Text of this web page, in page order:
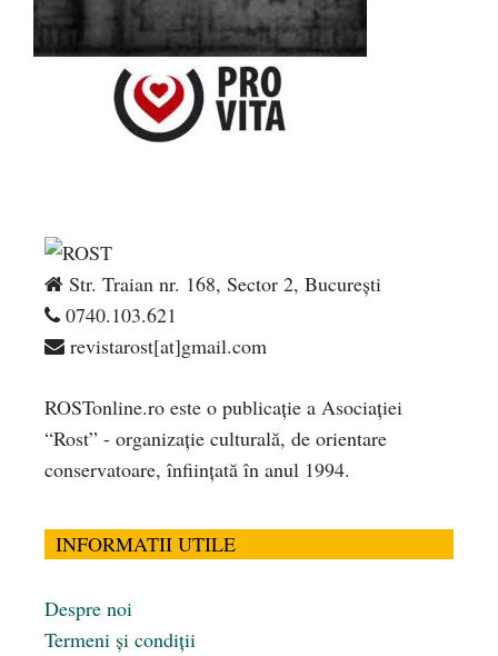
Str. Traian nr. 168, Sector 2, București
0740.103.621
revistarost[at]gmail.com
ROSTonline.ro este o publicaţie a Asociaţiei
“Rost” - organizaţie culturală, de orientare
conservatoare, înfiinţată în anul 1994.
INFORMATII UTILE
Despre noi
Termeni și condiții